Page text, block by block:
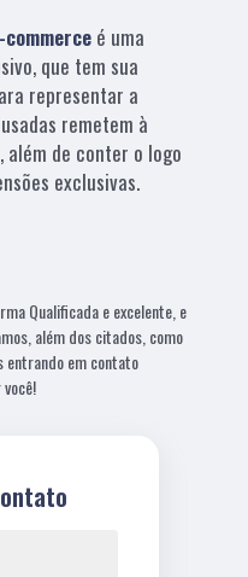
é uma
que tem sua
representar a
remetem à
além de conter o logo
exclusivas.
Qualificada e excelente, e
além dos citados, como
entrando em contato